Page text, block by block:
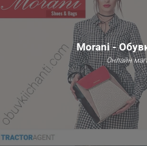
Morani -
Онлайн